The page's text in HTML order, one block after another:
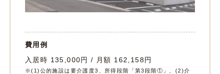
費用例
入居時 135,000円 / 月額 162,158円
※(1)公的施設は要介護度3、所得段階「第3段階①」、(2)介